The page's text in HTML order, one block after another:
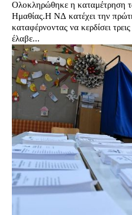
Ολοκληρώθηκε η καταμέτρηση
Ημαθίας.Η ΝΔ κατέχει την
καταφέρνοντας να κερδίσει
έλαβε...